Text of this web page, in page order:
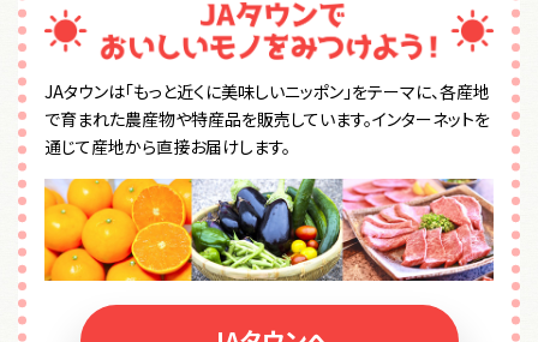
JAタウンは「もっと近くに美味しいニッポン」をテーマに、各産地
で育まれた農産物や特産品を販売しています。インターネットを
通じて産地から直接お届けします。